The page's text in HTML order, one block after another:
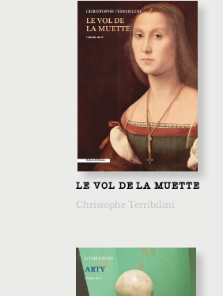
LE VOL DE LA MUETTE
Christophe Terribilini